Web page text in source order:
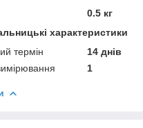
0.5 кг
характеристики
термін
14 днів
1